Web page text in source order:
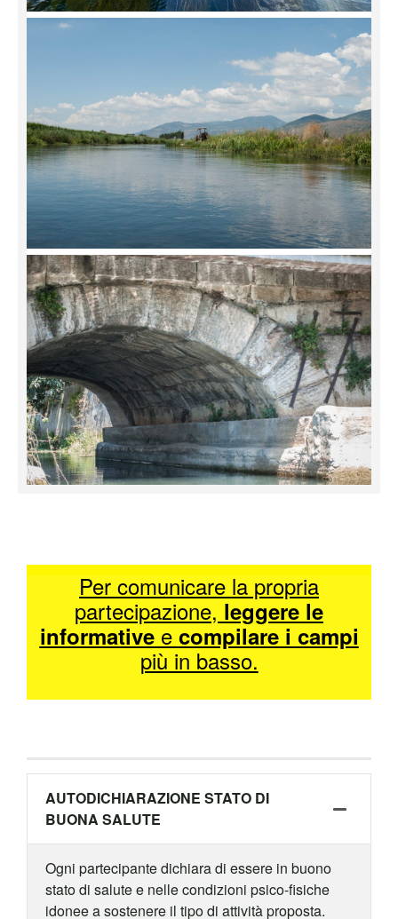
Per comunicare la propria
partecipazione, leggere le
informativee compilare i campi
più in basso.
AUTODICHIARAZIONE STATO DI
BUONA SALUTE
Ogni partecipante dichiara di essere in buono
stato di salute e nelle condizioni psico-fisiche
idonee a sostenere il tipo di attività proposta.